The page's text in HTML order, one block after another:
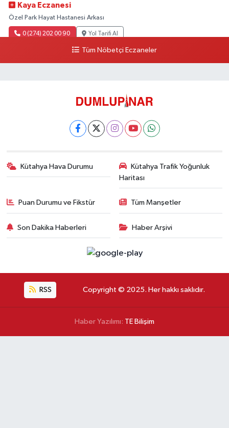
Kaya Eczanesi
Özel Park Hayat Hastanesi Arkası
0 (274) 202 00 90 Yol Tarifi Al
Tüm Nöbetçi Eczaneler
Kütahya Hava Durumu
Kütahya Trafik Yoğunluk
Haritası
Puan Durumu ve Fikstür Tüm Manşetler
Son Dakika Haberleri Haber Arşivi
RSS Copyright © 2025. Her hakkı saklıdır.
Haber Yazılımı: TE Bilişim